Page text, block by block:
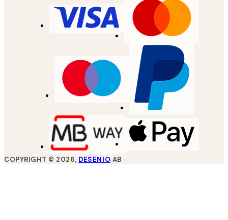
COPYRIGHT © 2026, DESENIO AB